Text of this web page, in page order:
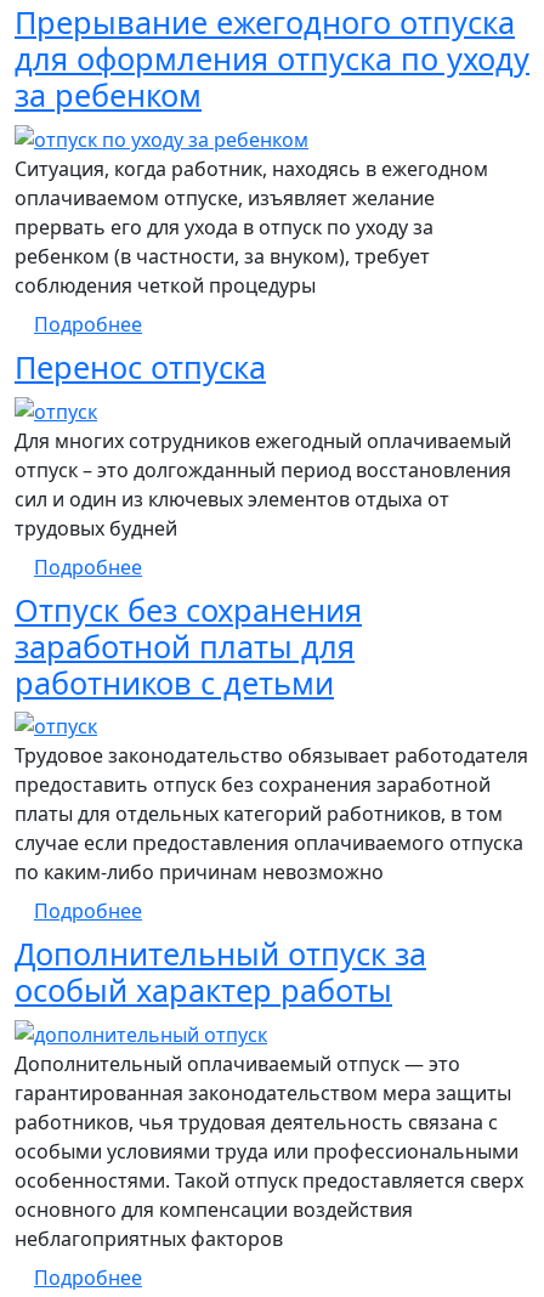
Прерывание ежегодного отпуска
для оформления отпуска по уходу
за ребенком
Ситуация, когда работник, находясь в ежегодном
оплачиваемом отпуске, изъявляет желание
прервать его для ухода в отпуск по уходу за
ребенком (в частности, за внуком), требует
соблюдения четкой процедуры
Подробнеео Прерывание ежегодного отпуска для
Перенос отпуска
Для многих сотрудников ежегодный оплачиваемый
отпуск – это долгожданный период восстановления
сил и один из ключевых элементов отдыха от
трудовых будней
Подробнеео Перенос отпуска
Отпуск без сохранения
заработной платы для
работников с детьми
Трудовое законодательство обязывает работодателя
предоставить отпуск без сохранения заработной
платы для отдельных категорий работников, в том
случае если предоставления оплачиваемого отпуска
по каким-либо причинам невозможно
Подробнеео Отпуск без сохранения заработной
Дополнительный отпуск за
особый характер работы
Дополнительный оплачиваемый отпуск — это
гарантированная законодательством мера защиты
работников, чья трудовая деятельность связана с
особыми условиями труда или профессиональными
особенностями. Такой отпуск предоставляется сверх
основного для компенсации воздействия
неблагоприятных факторов
Подробнеео Дополнительный отпуск за особый